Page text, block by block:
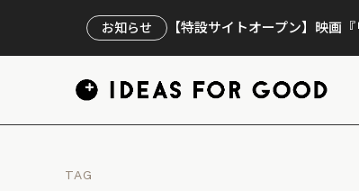
お知らせ 【特設サイトオープン】映画
TAG